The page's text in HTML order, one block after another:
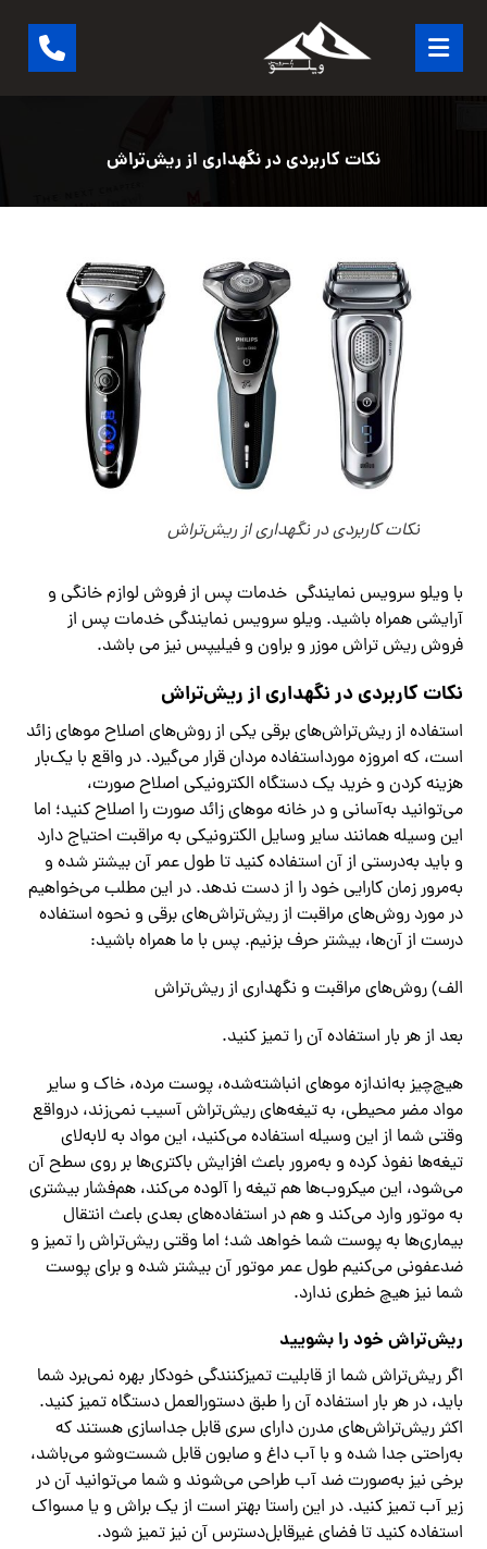
نکات کاربردی در نگهداری از ریش‌تراش
نکات کاربردی در نگهداری از ریش‌تراش
با ویلو سرویس نمایندگی خدمات پس از فروش لوازم خانگی و
آرایشی همراه باشید. ویلو سرویس نمایندگی خدمات پس از
فروش ریش تراش موزر و براون و فیلیپس نیز می باشد.
نکات کاربردی در نگهداری از ریش‌تراش
استفاده از ریش‌تراش‌های برقی یکی از روش‌های اصلاح موهای زائد
است، که امروزه مورداستفاده مردان قرار می‌گیرد. در واقع با یک‌بار
هزینه کردن و خرید یک دستگاه الکترونیکی اصلاح صورت،
می‌توانید به‌آسانی و در خانه موهای زائد صورت را اصلاح کنید؛ اما
این وسیله همانند سایر وسایل الکترونیکی به مراقبت احتیاج دارد
و باید به‌درستی از آن استفاده کنید تا طول عمر آن بیشتر شده و
به‌مرور زمان کارایی خود را از دست ندهد. در این مطلب می‌خواهیم
در مورد روش‌های مراقبت از ریش‌تراش‌های برقی و نحوه استفاده
درست از آن‌ها، بیشتر حرف بزنیم. پس با ما همراه باشید:
الف) روش‌های مراقبت و نگهداری از ریش‌تراش
بعد از هر بار استفاده آن را تمیز کنید.
هیچ‌چیز به‌اندازه موهای انباشته‌شده، پوست مرده، خاک و سایر
مواد مضر محیطی، به تیغه‌های ریش‌تراش آسیب نمی‌زند، درواقع
وقتی شما از این وسیله استفاده می‌کنید، این مواد به لابه‌لای
تیغه‌ها نفوذ کرده و به‌مرور باعث افزایش باکتری‌ها بر روی سطح آن
می‌شود، این میکروب‌ها هم تیغه را آلوده می‌کند، هم‌فشار بیشتری
به موتور وارد می‌کند و هم در استفاده‌های بعدی باعث انتقال
بیماری‌ها به پوست شما خواهد شد؛ اما وقتی ریش‌تراش را تمیز و
ضدعفونی می‌کنیم طول عمر موتور آن بیشتر شده و برای پوست
شما نیز هیچ خطری ندارد.
ریش‌تراش خود را بشویید
اگر ریش‌تراش شما از قابلیت تمیزکنندگی خودکار بهره نمی‌برد شما
باید، در هر بار استفاده آن را طبق دستورالعمل دستگاه تمیز کنید.
اکثر ریش‌تراش‌های مدرن دارای سری قابل جداسازی هستند که
به‌راحتی جدا شده و با آب داغ و صابون قابل شست‌وشو می‌باشد،
برخی نیز به‌صورت ضد آب طراحی می‌شوند و شما می‌توانید آن در
زیر آب تمیز کنید. در این راستا بهتر است از یک براش و یا مسواک
استفاده کنید تا فضای غیرقابل‌دسترس آن نیز تمیز شود.